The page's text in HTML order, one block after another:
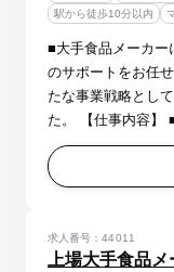
駅から徒歩10分以内
■大手食品メーカー
のサポートをお任
たな事業戦略とし
た。 【仕事内容】 ■新製品のリニューアル時の作り方と生産
への落とし込み ■
の教育、管理、サ...
上場大手食品
求人番号：44011